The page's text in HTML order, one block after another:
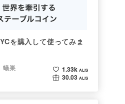
を購入して使ってみま
蟻巣
1.33k ALIS
30.03 ALIS